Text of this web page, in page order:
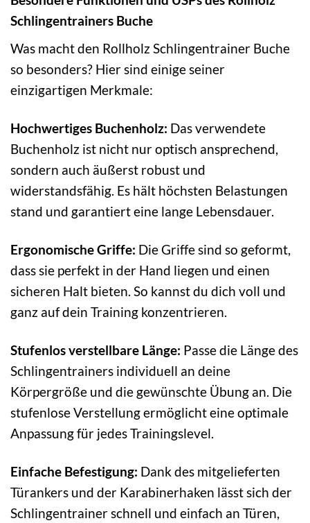
Schlingentrainers Buche
Was macht den Rollholz Schlingentrainer Buche
so besonders? Hier sind einige seiner
einzigartigen Merkmale:
Hochwertiges Buchenholz: Das verwendete
Buchenholz ist nicht nur optisch ansprechend,
sondern auch äußerst robust und
widerstandsfähig. Es hält höchsten Belastungen
stand und garantiert eine lange Lebensdauer.
Ergonomische Griffe: Die Griffe sind so geformt,
dass sie perfekt in der Hand liegen und einen
sicheren Halt bieten. So kannst du dich voll und
ganz auf dein Training konzentrieren.
Stufenlos verstellbare Länge: Passe die Länge des
Schlingentrainers individuell an deine
Körpergröße und die gewünschte Übung an. Die
stufenlose Verstellung ermöglicht eine optimale
Anpassung für jedes Trainingslevel.
Einfache Befestigung: Dank des mitgelieferten
Türankers und der Karabinerhaken lässt sich der
Schlingentrainer schnell und einfach an Türen,